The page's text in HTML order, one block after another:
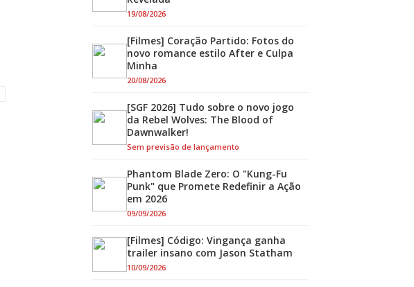
19/08/2026
[Filmes] Coração Partido: Fotos do
novo romance estilo After e Culpa
Minha
20/08/2026
[SGF 2026] Tudo sobre o novo jogo
da Rebel Wolves: The Blood of
Dawnwalker!
Sem previsão de lançamento
Phantom Blade Zero: O "Kung-Fu
Punk" que Promete Redefinir a Ação
em 2026
09/09/2026
[Filmes] Código: Vingança ganha
trailer insano com Jason Statham
10/09/2026